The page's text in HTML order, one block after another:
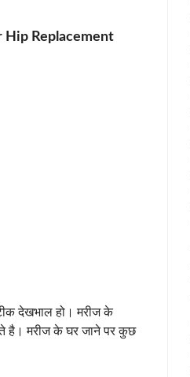
Hip Replacement
देखभाल हो। मरीज के
है। मरीज के घर जाने पर कुछ